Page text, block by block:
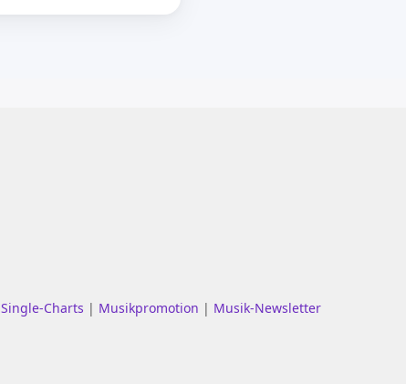
Single-Charts | Musikpromotion | Musik-Newsletter